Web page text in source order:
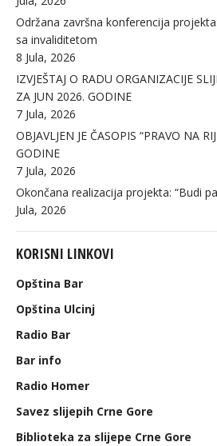
Održana završna konferencija
sa invaliditetom
8 Jula, 2026
IZVJEŠTAJ O RADU ORGANIZACIJE
ZA JUN 2026. GODINE
7 Jula, 2026
OBJAVLJEN JE ČASOPIS “PRAVO NA
GODINE
7 Jula, 2026
Okončana realizacija projekta: “Budi
Jula, 2026
KORISNI LINKOVI
Opština Bar
Opština Ulcinj
Radio Bar
Bar info
Radio Homer
Savez slijepih Crne Gore
Biblioteka za slijepe Crne Gore